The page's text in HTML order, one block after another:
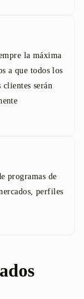
la máxima
a que todos los
serán
programas de
perfiles